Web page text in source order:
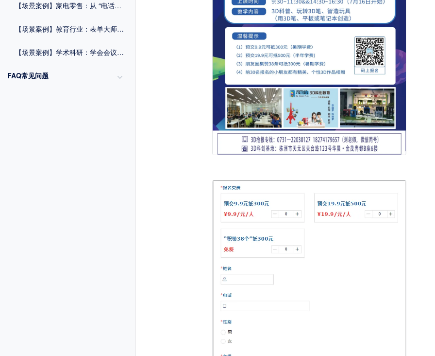
【场景案例】家电零售：从 “电话依赖” 到 “扫码全流程管理”
【场景案例】教育行业：表单大师赋能报名管理与毕业流程优化方案
【场景案例】学术科研：学会会议组织与数据统计方案
FAQ常见问题